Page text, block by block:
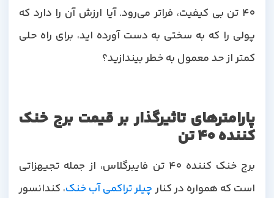
40 تن بی کیفیت، فراتر می‌رود. آیا ارزش آن را دارد که
پولی را که به سختی به دست آورده اید، برای راه حلی
کمتر از حد معمول به خطر بیندازید؟
پارامترهای تاثیرگذار بر قیمت برج خنک
کننده 40 تن
برج خنک کننده 40 تن فایبرگلاس، از جمله تجیهزاتی
است که همواره در کنارچیلر تراکمی آب خنک، کندانسور